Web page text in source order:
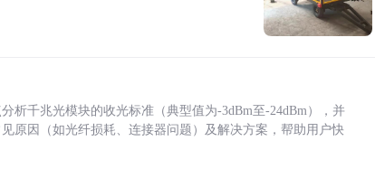
析千兆光模块的收光标准（典型值为-3dBm至-24dBm），并
原因（如光纤损耗、连接器问题）及解决方案，帮助用户快